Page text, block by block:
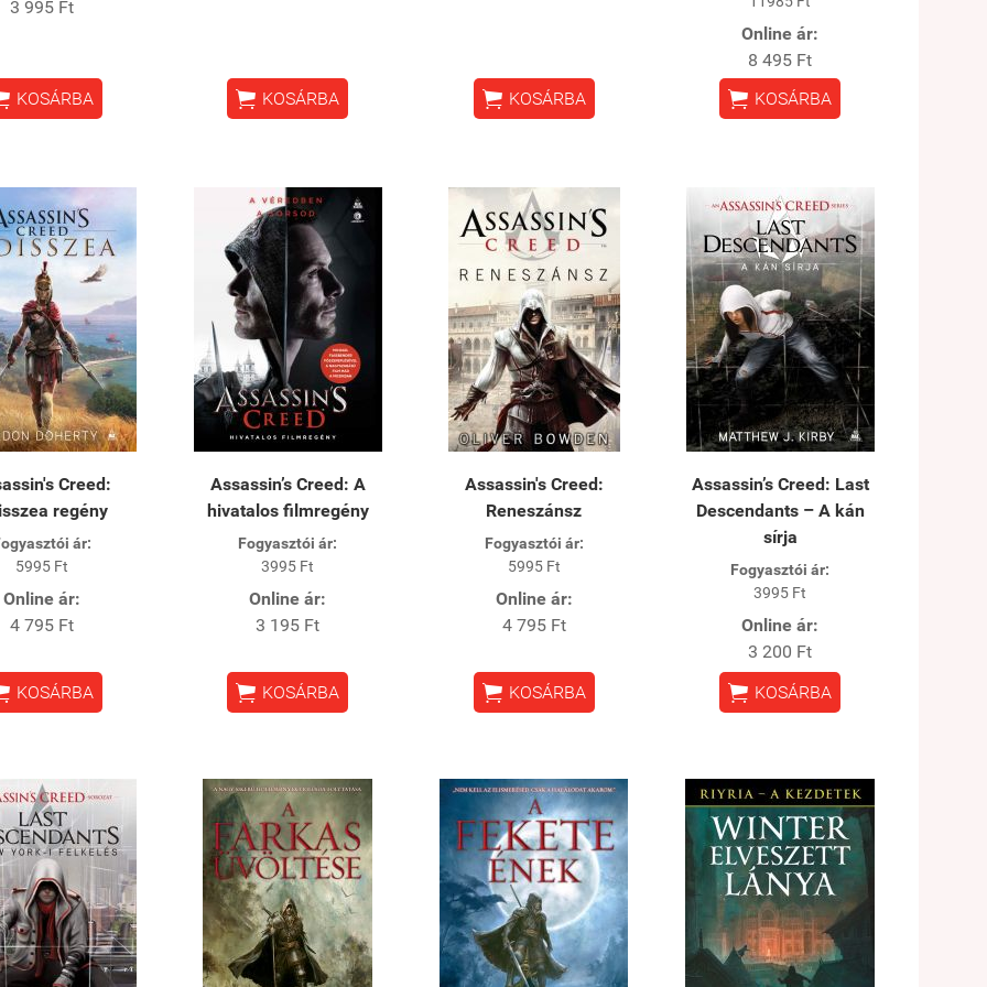
3 995 Ft
KOSÁRBA  KOSÁRBA  KOSÁRBA
Online ár:
8 495 Ft
 KOSÁRBA
Creed:
regény
ár:
5995 Ft
Online ár:
4 795 Ft
KOSÁRBA
Assassin’s Creed: A
hivatalos filmregény
Fogyasztói ár:
3995 Ft
Online ár:
3 195 Ft
 KOSÁRBA
Assassin's Creed:
Reneszánsz
Fogyasztói ár:
5995 Ft
Online ár:
4 795 Ft
 KOSÁRBA
Assassin’s Creed: Last
Descendants – A kán
sírja
Fogyasztói ár:
3995 Ft
Online ár:
3 200 Ft
 KOSÁRBA